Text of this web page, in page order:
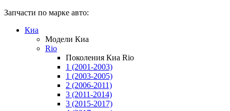
Запчасти по марке авто:
Киа
Модели Киа
Rio
Поколения Киа Rio
1 (2001-2003)
1 (2003-2005)
2 (2006-2011)
3 (2011-2014)
3 (2015-2017)